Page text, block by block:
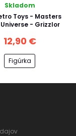
Skladom
Toys - Masters
- Grizzlor
12,90 €
Figúrka